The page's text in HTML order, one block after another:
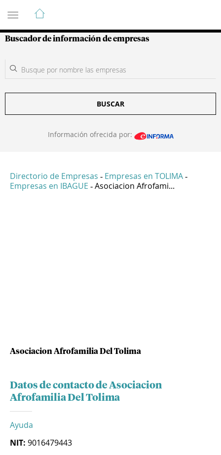
Guía de Empresas Colombianas
Buscador de información de empresas
BUSCAR
Información ofrecida por:
Directorio de Empresas - Empresas en TOLIMA -
Empresas en IBAGUE - Asociacion Afrofami...
Asociacion Afrofamilia Del Tolima
Datos de contacto de Asociacion
Afrofamilia Del Tolima
Ayuda
NIT: 9016479443